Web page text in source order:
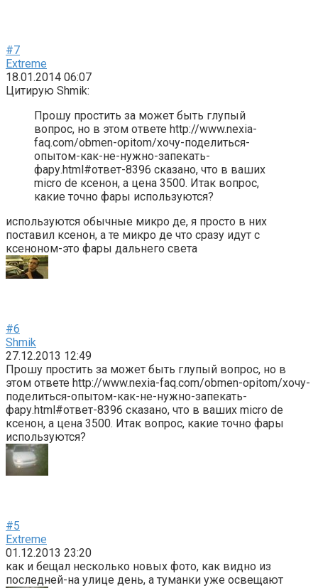
#7
Extreme
18.01.2014 06:07
Цитирую Shmik:
Прошу простить за может быть глупый
вопрос, но в этом ответе http://www.nexia-
faq.com/obmen-opitom/хочу-поделиться-
опытом-как-не-нужно-запекать-
фару.html#ответ-8396 сказано, что в ваших
micro de ксенон, а цена 3500. Итак вопрос,
какие точно фары используются?
используются обычные микро де, я просто в них
поставил ксенон, а те микро де что сразу идут с
ксеноном-это фары дальнего света
#6
Shmik
27.12.2013 12:49
Прошу простить за может быть глупый вопрос, но в
этом ответе http://www.nexia-faq.com/obmen-opitom/хочу-
поделиться-опытом-как-не-нужно-запекать-
фару.html#ответ-8396 сказано, что в ваших micro de
ксенон, а цена 3500. Итак вопрос, какие точно фары
используются?
#5
Extreme
01.12.2013 23:20
как и бещал несколько новых фото, как видно из
последней-на улице день, а туманки уже освещают